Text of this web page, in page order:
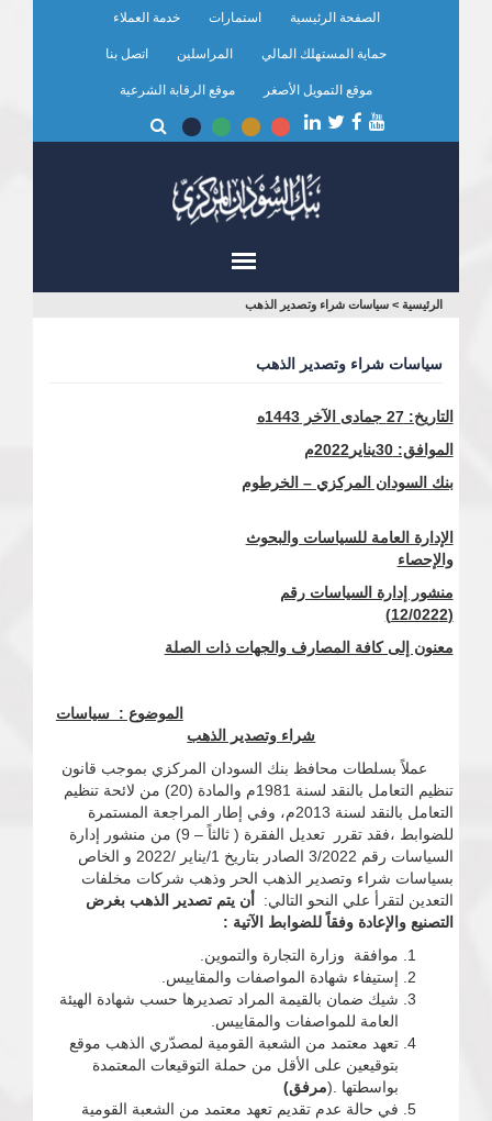
الصفحة الرئيسية استمارات خدمة العملاء
حماية المستهلك المالي المراسلين اتصل بنا
موقع التمويل الأصغر موقع الرقابة الشرعية
أنت
هنا
الرئيسية > سياسات شراء وتصدير الذهب
سياسات شراء وتصدير الذهب
التاريخ:27 جمادى الآخر 1443ه
الموافق:30يناير2022م
بنك السودان المركزي – الخرطوم
الإدارة العامة للسياسات والبحوث
والإحصاء
منشور إدارة السياسات رقم
(12/022
2
)
معنون إلى كافة المصارف والجهات ذات الصلة
الموضوع : سياسات
شراء وتصدير الذهب
عملاً بسلطات محافظ بنك السودان المركزي بموجب قانون
تنظيم التعامل بالنقد لسنة 1981م والمادة (20) من لائحة تنظيم
التعامل بالنقد لسنة 2013م، وفي إطار المراجعة المستمرة
للضوابط ،فقد تقرر تعديل الفقرة ( ثالثاً – 9) من منشور إدارة
السياسات رقم 3/2022 الصادر بتاريخ 1/يناير /2022 و الخاص
بسياسات شراء وتصدير الذهب الحر وذهب شركات مخلفات
التعدين لتقرأ علي النحو التالي:
أن يتم تصدير الذهب بغرض
التصنيع والإعادة وفقاً للضوابط الآتية :
موافقة وزارة التجارة والتموين.
إستيفاء شهادة المواصفات والمقاييس.
شيك ضمان بالقيمة المراد تصديرها حسب شهادة الهيئة
العامة للمواصفات والمقاييس.
تعهد معتمد من الشعبة القومية لمصدّري الذهب موقع
بتوقيعين على الأقل من حملة التوقيعات المعتمدة
بواسطتها .(مرفق)
في حالة عدم تقديم تعهد معتمد من الشعبة القومية